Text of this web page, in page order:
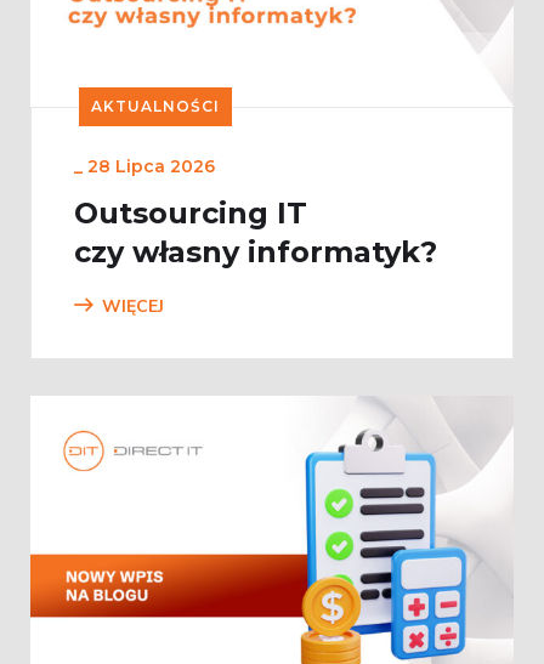
AKTUALNOŚCI
_ 28 Lipca 2026
Outsourcing IT
czy własny informatyk?
WIĘCEJ